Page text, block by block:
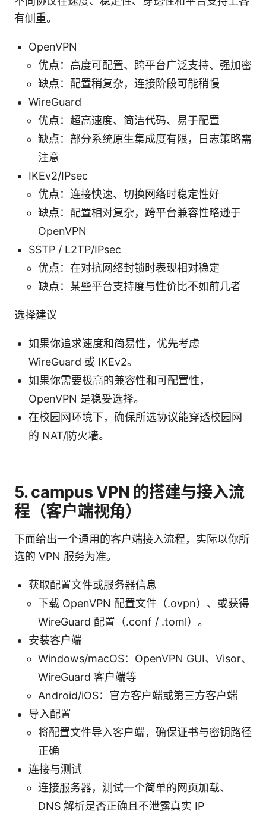
有侧重。
OpenVPN
优点：高度可配置、跨平台广泛支持、强加密
缺点：配置稍复杂，连接阶段可能稍慢
WireGuard
优点：超高速度、简洁代码、易于配置
缺点：部分系统原生集成度有限，日志策略需
注意
IKEv2/IPsec
优点：连接快速、切换网络时稳定性好
缺点：配置相对复杂，跨平台兼容性略逊于
OpenVPN
SSTP / L2TP/IPsec
优点：在对抗网络封锁时表现相对稳定
缺点：某些平台支持度与性价比不如前几者
选择建议
如果你追求速度和简易性，优先考虑
WireGuard 或 IKEv2。
如果你需要极高的兼容性和可配置性，
OpenVPN 是稳妥选择。
在校园网环境下，确保所选协议能穿透校园网
的 NAT/防火墙。
5. campus VPN 的搭建与接入流
程（客户端视角）
下面给出一个通用的客户端接入流程，实际以你所
选的 VPN 服务为准。
获取配置文件或服务器信息
下载 OpenVPN 配置文件（.ovpn）、或获得
WireGuard 配置（.conf / .toml）。
安装客户端
Windows/macOS：OpenVPN GUI、Visor、
WireGuard 客户端等
Android/iOS：官方客户端或第三方客户端
导入配置
将配置文件导入客户端，确保证书与密钥路径
正确
连接与测试
连接服务器，测试一个简单的网页加载、
DNS 解析是否正确且不泄露真实 IP